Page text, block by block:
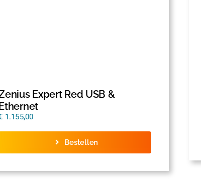
Expert Red USB &
1.155,00
Bestellen